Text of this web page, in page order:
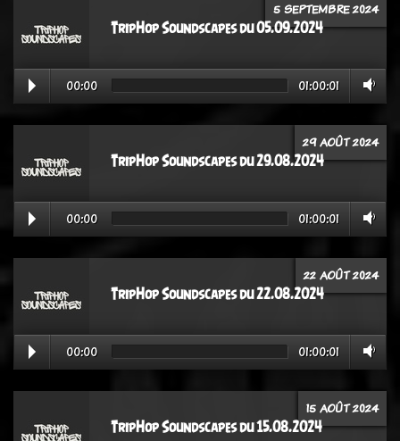
5 SEPTEMBRE 2024
TripHop Soundscapes du 05.09.2024
00:00 01:00:01
29 AOÛT 2024
TripHop Soundscapes du 29.08.2024
00:00 01:00:01
22 AOÛT 2024
TripHop Soundscapes du 22.08.2024
00:00 01:00:01
15 AOÛT 2024
TripHop Soundscapes du 15.08.2024